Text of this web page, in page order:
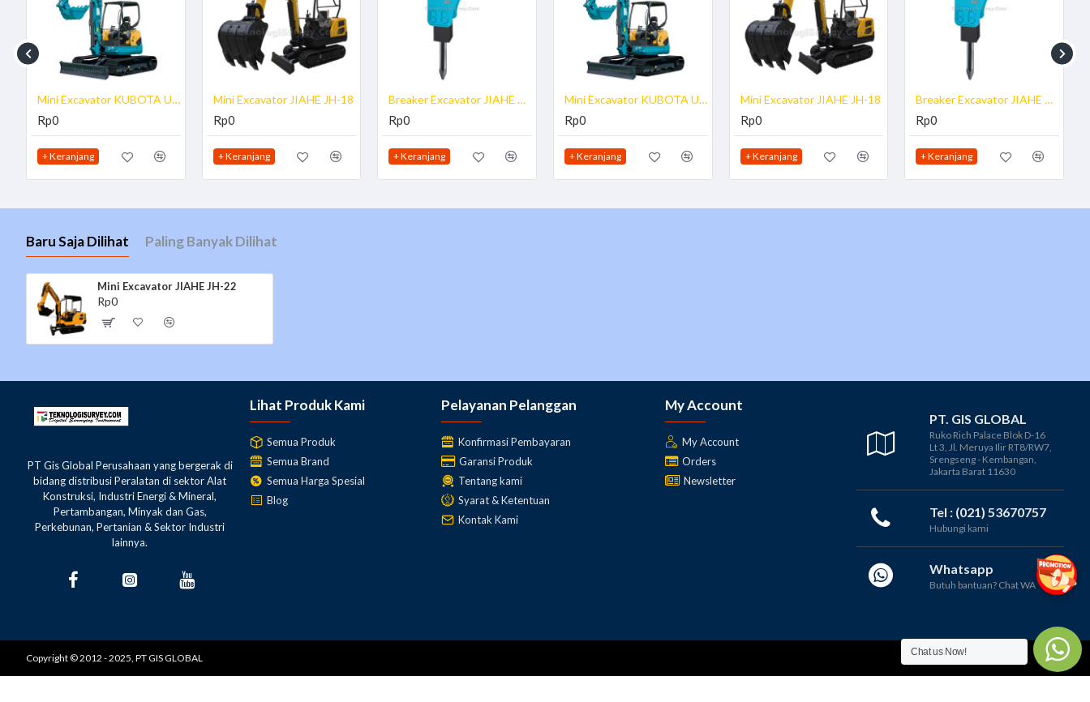
Max. Swing Radius : 2015 mm
Max. Vertical Digging Depth : 2280 mm
Dimensi JH-22
Cabin Height : 2280 mm
Min. Ground Clearance : 230 mm
Tail Swing Radius : 1260 mm
Mini Excavator KUBOTA U50-5
Rp0
+ Keranjang
Mini Excavator JIAHE JH-18
Rp0
+ Keranjang
Breaker Excavator JIAHE BRK-JH
Rp0
+ Keranjang
Mini Excavator KUBOTA U50-5
Rp0
+ Keranjang
Mini Excavator JIAHE JH-18
Rp0
+ Keranjang
Breaker Excavator JIAHE BRK-JH
Rp0
+ Keranjang
Baru Saja Dilihat Paling Banyak Dilihat
Mini Excavator JIAHE JH-22
Rp0
PT Gis Global Perusahaan yang bergerak di
bidang distribusi Peralatan di sektor Alat
Konstruksi, Industri Energi & Mineral,
Pertambangan, Minyak dan Gas,
Perkebunan, Pertanian & Sektor Industri
lainnya.
Lihat Produk Kami
Semua Produk
Semua Brand
Semua Harga Spesial
Blog
Pelayanan Pelanggan
Konfirmasi Pembayaran
Garansi Produk
Tentang kami
Syarat & Ketentuan
Kontak Kami
My Account
My Account
Orders
Newsletter
PT. GIS GLOBAL
Ruko Rich Palace Blok D-16
Lt 3, Jl. Meruya Ilir RT8/RW7,
Srengseng - Kembangan,
Jakarta Barat 11630
Tel : (021) 53670757
Hubungi kami
Whatsapp
Butuh bantuan? Chat WA
Copyright © 2012 - 2025, PT GIS GLOBAL
Chat us Now!